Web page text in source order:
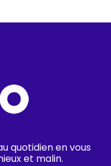
quotidien en vous
et malin.